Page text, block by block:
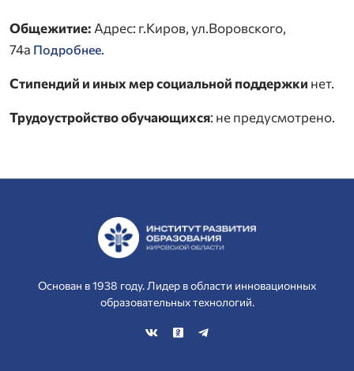
Общежитие: Адрес: г.Киров, ул.Воровского,
74а Подробнее.
Стипендий и иных мер социальной поддержки нет.
Трудоустройство обучающихся: не предусмотрено.
Основан в 1938 году. Лидер в области инновационных
образовательных технологий.